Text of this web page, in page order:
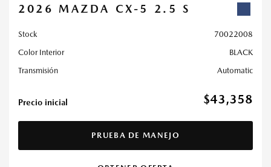
2026 MAZDA CX-5 2.5 S
Stock
70022008
Color Interior
BLACK
Transmisión
Automatic
Precio inicial $43,358
PRUEBA DE MANEJO